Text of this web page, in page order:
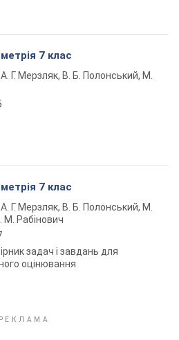
7 клас
А. Г. Мерзляк, В. Б. Полонський, М.
7 клас
А. Г. Мерзляк, В. Б. Полонський, М.
М. Рабінович
задач і завдань для
оцінювання